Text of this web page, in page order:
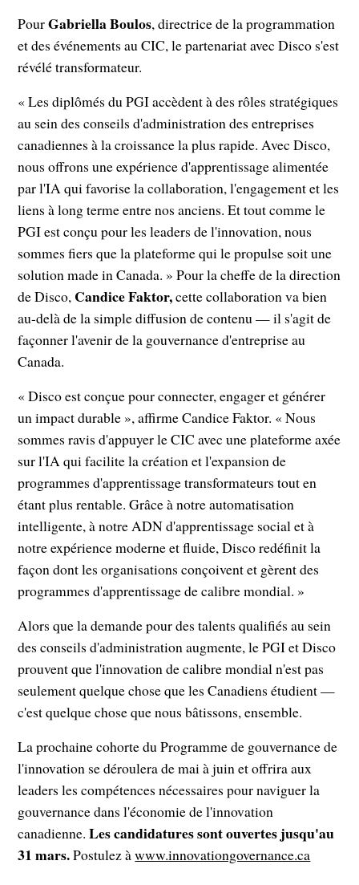
PourGabriella Boulos, directrice de la programmation
et des événements au CIC, le partenariat avec Disco s'est
révélé transformateur.
« Les diplômés du PGI accèdent à des rôles stratégiques
au sein des conseils d'administration des entreprises
canadiennes à la croissance la plus rapide. Avec Disco,
nous offrons une expérience d'apprentissage alimentée
par l'IA qui favorise la collaboration, l'engagement et les
liens à long terme entre nos anciens. Et tout comme le
PGI est conçu pour les leaders de l'innovation, nous
sommes fiers que la plateforme qui le propulse soit une
solution made in Canada. » Pour la cheffe de la direction
de Disco, Candice Faktor,cette collaboration va bien
au-delà de la simple diffusion de contenu — il s'agit de
façonner l'avenir de la gouvernance d'entreprise au
Canada.
« Disco est conçue pour connecter, engager et générer
un impact durable », affirme Candice Faktor. « Nous
sommes ravis d'appuyer le CIC avec une plateforme axée
sur l'IA qui facilite la création et l'expansion de
programmes d'apprentissage transformateurs tout en
étant plus rentable. Grâce à notre automatisation
intelligente, à notre ADN d'apprentissage social et à
notre expérience moderne et fluide, Disco redéfinit la
façon dont les organisations conçoivent et gèrent des
programmes d'apprentissage de calibre mondial. »
Alors que la demande pour des talents qualifiés au sein
des conseils d'administration augmente, le PGI et Disco
prouvent que l'innovation de calibre mondial n'est pas
seulement quelque chose que les Canadiens étudient —
c'est quelque chose que nous bâtissons, ensemble.
La prochaine cohorte du Programme de gouvernance de
l'innovation se déroulera de mai à juin et offrira aux
leaders les compétences nécessaires pour naviguer la
gouvernance dans l'économie de l'innovation
canadienne.Les candidatures sont ouvertes jusqu'au
31 mars.Postulez àwww.innovationgovernance.ca